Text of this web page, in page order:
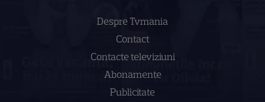
Despre Tvmania
Contact
Contacte televiziuni
Abonamente
Publicitate